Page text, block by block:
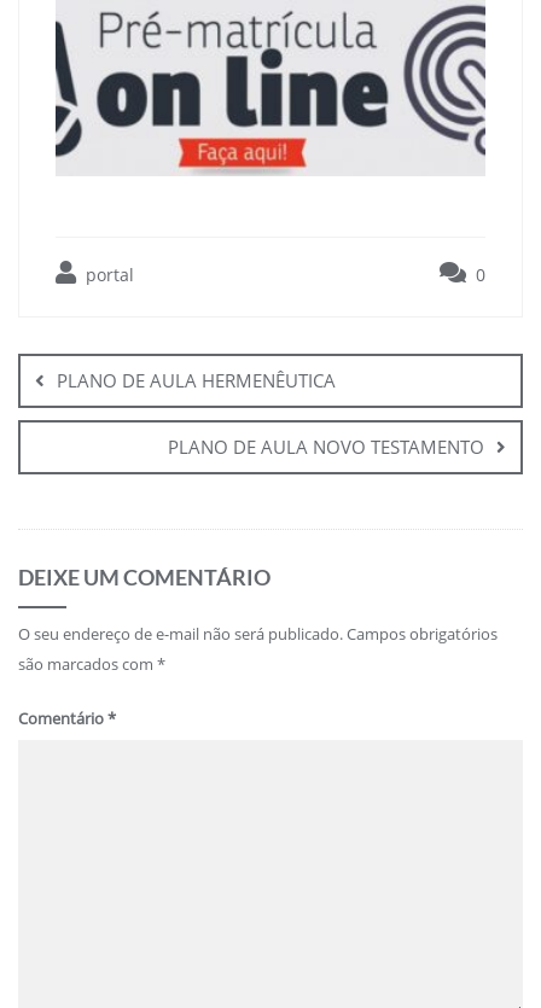
portal 0
de
PostPLANO DE AULA HERMENÊUTICA
PLANO DE AULA NOVO TESTAMENTO
DEIXE UM COMENTÁRIO
O seu endereço de e-mail não será publicado.Campos obrigatórios
são marcados com *
Comentário*